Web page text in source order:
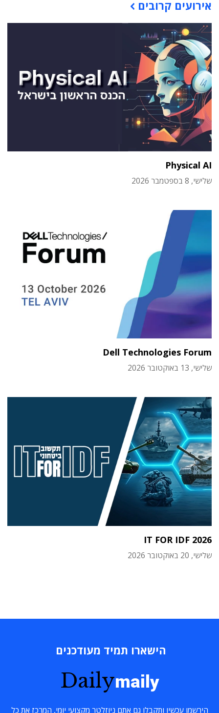
אירועים קרובים
Physical AI
שלישי, 8 בספטמבר 2026
Dell Technologies Forum
שלישי, 13 באוקטובר 2026
IT FOR IDF 2026
שלישי, 20 באוקטובר 2026
הישארו תמיד מעודכנים
Dailymaily
הירשמו עכשיו ותקבלו גם אתם ניוזלטר מקצועי יומי, המרכז את כל